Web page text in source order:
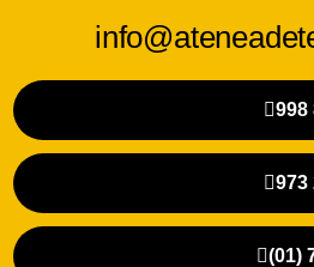
998
973
(01)